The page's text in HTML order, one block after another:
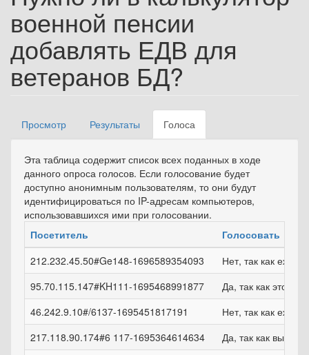
военной пенсии
добавлять ЕДВ для
ветеранов БД?
Главные вкладки
Просмотр Результаты Голоса
вкладка)
Эта таблица содержит список всех поданных в ходе
данного опроса голосов. Если голосование будет
доступно анонимным пользователям, то они будут
идентифицироваться по IP-адресам компьютеров,
использовавшихся ими при голосовании.
Посетитель
Голосовать
212.232.45.50#Ge148-1696589354093
Нет, так как
95.70.115.147#KH111-1695468991877
Да, так как это
46.242.9.10#/6137-1695451817191
Нет, так как
217.118.90.174#6 117-1695364614634
Да, так как